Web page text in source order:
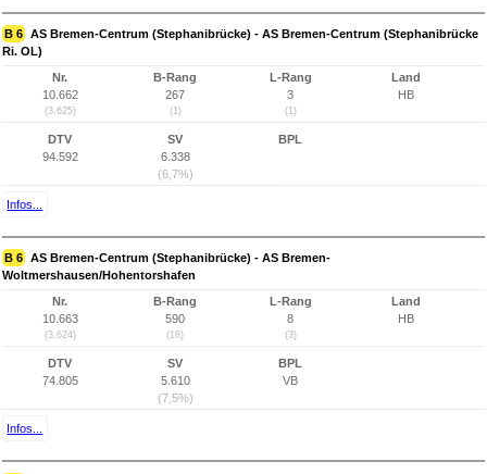
B 6 AS Bremen-Centrum (Stephanibrücke) - AS Bremen-Centrum (Stephanibrücke
Ri. OL)
Nr.
10.662
(3.625)
B-Rang
267
(1)
L-Rang
3
(1)
Land
HB
DTV
94.592
SV
6.338
(6,7%)
BPL
Infos...
B 6 AS Bremen-Centrum (Stephanibrücke) - AS Bremen-
Woltmershausen/Hohentorshafen
Nr.
10.663
(3.624)
B-Rang
590
(18)
L-Rang
8
(3)
Land
HB
DTV
74.805
SV
5.610
(7,5%)
BPL
VB
Infos...